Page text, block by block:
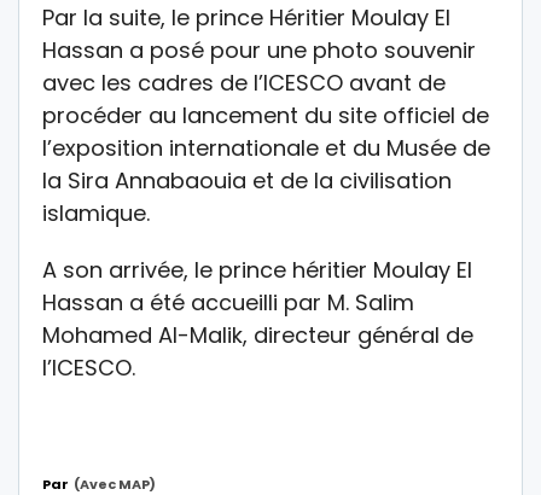
Par la suite, le prince Héritier Moulay El
Hassan a posé pour une photo souvenir
avec les cadres de l’ICESCO avant de
procéder au lancement du site officiel de
l’exposition internationale et du Musée de
la Sira Annabaouia et de la civilisation
islamique.
A son arrivée, le prince héritier Moulay El
Hassan a été accueilli par M. Salim
Mohamed Al-Malik, directeur général de
l’ICESCO.
Par (avec MAP)